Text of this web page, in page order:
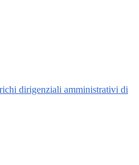
dirigenziali amministrativi di